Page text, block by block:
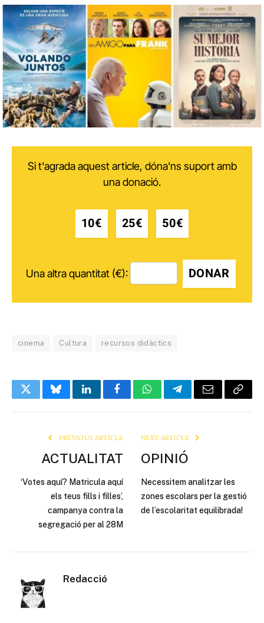
Si t'agrada aquest article, dóna'ns suport amb
una donació.
10€ 25€ 50€
Una altra quantitat (€): DONAR
cinema Cultura recursos didàctics
TwitterBlueskyLinkedInFacebookWhatsAppTelegramEmail Copy
PREVIOUS ARTICLE
ACTUALITAT
‘Votes aquí? Matricula aquí
els teus fills i filles’,
campanya contra la
segregació per al 28M
NEXT ARTICLE
OPINIÓ
Necessitem analitzar les
zones escolars per la gestió
de l’escolaritat equilibrada!
Redacció